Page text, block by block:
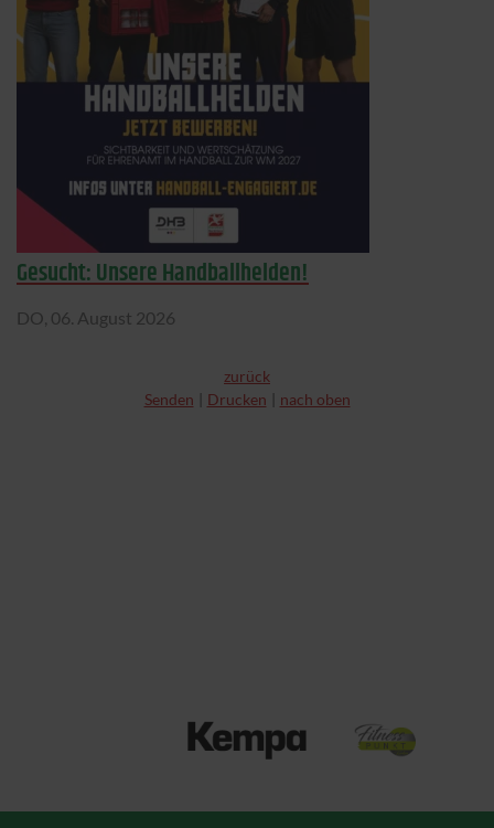
Gesucht: Unsere Handballhelden!
DO, 06. August 2026
zurück
Senden
Drucken nach oben